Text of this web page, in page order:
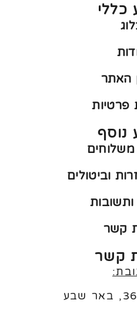
כללי
האתר
פרטיות
נוסף
משלוחים
וביטולים
קשר
קשר